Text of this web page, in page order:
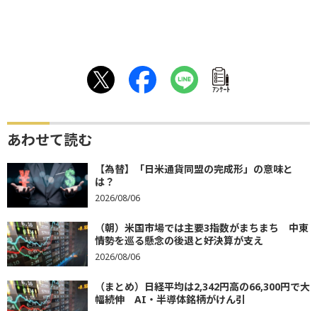
ｱﾝｹｰﾄ
あわせて読む
【為替】「日米通貨同盟の完成形」の意味と
は？
2026/08/06
（朝）米国市場では主要3指数がまちまち 中東
情勢を巡る懸念の後退と好決算が支え
2026/08/06
（まとめ）日経平均は2,342円高の66,300円で大
幅続伸 AI・半導体銘柄がけん引